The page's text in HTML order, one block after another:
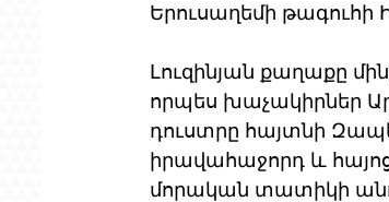
Երուսաղեմի թագուհի
Լուզինյան քաղաքը
որպես խաչակիրներ
դուստրը հայտնի
իրավահաջորդ և
մորական տատիկի